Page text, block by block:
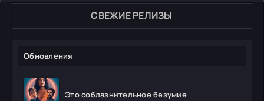
СВЕЖИЕ РЕЛИЗЫ
Обновления
Это соблазнительное безумие